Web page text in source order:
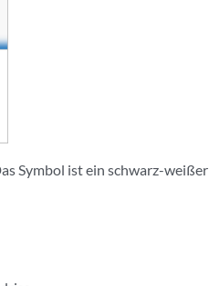
Symbol ist ein schwarz-weißer